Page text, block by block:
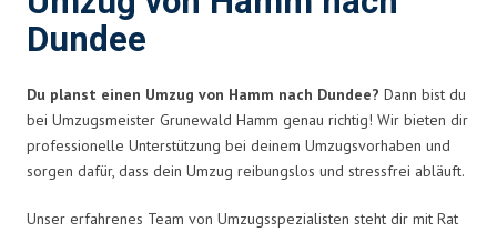
Dundee
Du planst einen Umzug von Hamm nach Dundee? Dann bist du
bei Umzugsmeister Grunewald Hamm genau richtig! Wir bieten dir
professionelle Unterstützung bei deinem Umzugsvorhaben und
sorgen dafür, dass dein Umzug reibungslos und stressfrei abläuft.
Unser erfahrenes Team von Umzugsspezialisten steht dir mit Rat